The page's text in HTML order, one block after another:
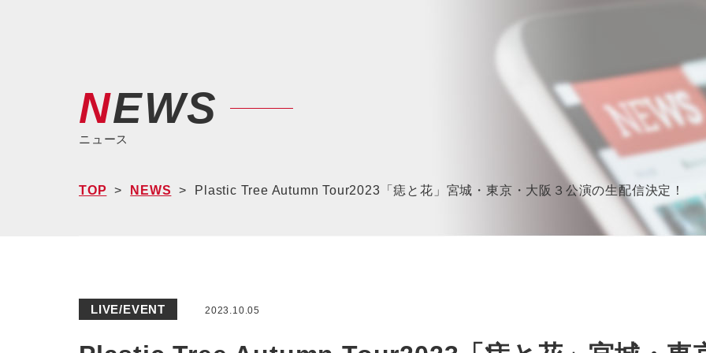
NEWS
ニュース
TOP NEWS Plastic Tree Autumn Tour2023「痣と花」宮城・東京・大阪３公演の生配信決定！
LIVE/EVENT 2023.10.05